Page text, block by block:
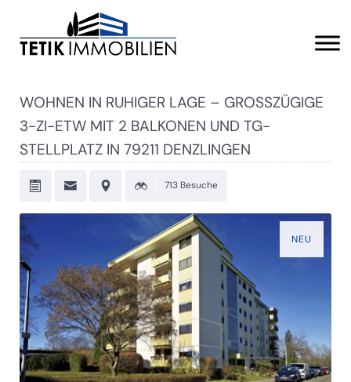
WOHNEN IN RUHIGER LAGE – GROSSZÜGIGE 3
-ZI-ETW MIT 2 BALKONEN UND TG-S
TELLPLATZ IN 79211 DENZLINGEN
713 Besuche
NEU